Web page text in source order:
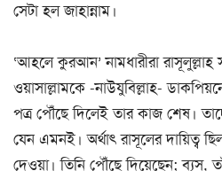
সেটা হল জাহান্নাম।
‘আহলে কুরআন’ নামধারীরা রাসূলুল্লাহ
ওয়াসাল্লামকে -নাউযুবিল্লাহ-
পত্র পৌঁছে দিলেই তার কাজ শেষ।
যেন এমনই। অর্থাৎ রাসূলের দায়িত্ব
দেওয়া। তিনি পৌঁছে দিয়েছেন;